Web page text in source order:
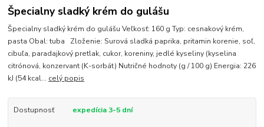
Špecialny sladký krém do gulášu
Špecialny sladký krém do gulášu Veľkosť: 160 g Typ: cesnakový krém,
pasta Obal: tuba Zloženie: Surová sladká paprika, pritamin korenie, soľ,
cibuľa, paradajkový pretlak, cukor, koreniny, jedlé kyseliny (kyselina
citrónová, konzervant (K-sorbát) Nutričné hodnoty (g / 100 g) Energia: 226
kJ (54 kcal... celý popis
Dostupnosť expedícia 3-5 dní